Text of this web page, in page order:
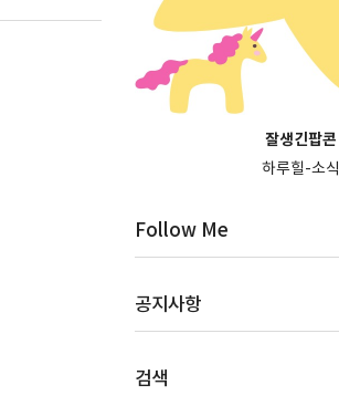
잘생긴팝콘
하루힐-소식
Follow Me
공지사항
검색